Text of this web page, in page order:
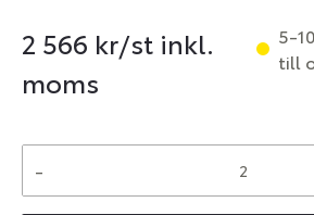
2 566 kr/st inkl.
moms
5-
till
-